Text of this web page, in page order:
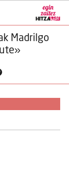
Madrilgo